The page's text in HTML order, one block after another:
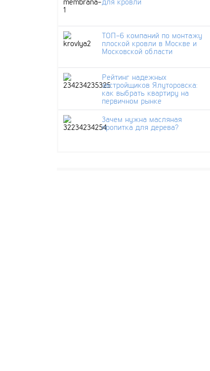
ТОП-6 компаний по монтажу
плоской кровли в Москве и
Московской области
Рейтинг надежных
застройщиков Ялуторовска:
как выбрать квартиру на
первичном рынке
Зачем нужна масляная
пропитка для дерева?